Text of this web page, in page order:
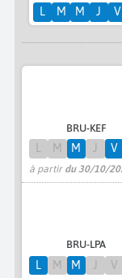
L M M J V
BRU-KEF
à partir du 30/10/
L M M J V
BRU-LPA
L M M V